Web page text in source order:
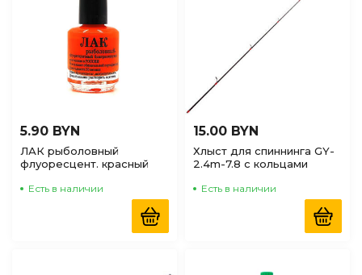
(доступные)
5.90 BYN
ЛАК рыболовный
флуоресцент. красный
Есть в наличии
15.00 BYN
Хлыст для спиннинга GY-
2.4m-7.8 с кольцами
Есть в наличии